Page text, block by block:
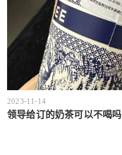
2023-11-14
领导给订的奶茶可以不喝吗